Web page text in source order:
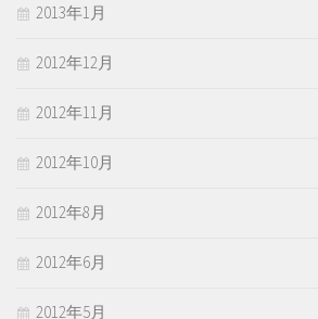
2013年1月
2012年12月
2012年11月
2012年10月
2012年8月
2012年6月
2012年5月